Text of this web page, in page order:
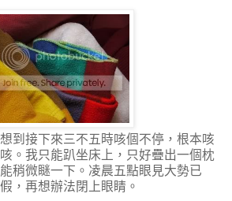
到接下來三不五時咳個不停，根本咳
。我只能趴坐床上，只好疊出一個枕
稍微瞇一下。凌晨五點眼見大勢已
，再想辦法閉上眼睛。